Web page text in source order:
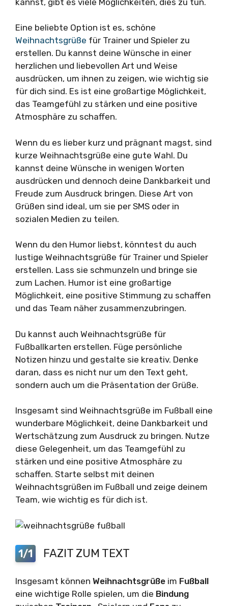
Eine beliebte Option ist es, schöne
Weihnachtsgrüße für Trainer und Spieler zu
erstellen. Du kannst deine Wünsche in einer
herzlichen und liebevollen Art und Weise
ausdrücken, um ihnen zu zeigen, wie wichtig sie
für dich sind. Es ist eine großartige Möglichkeit,
das Teamgefühl zu stärken und eine positive
Atmosphäre zu schaffen.
Wenn du es lieber kurz und prägnant magst, sind
kurze Weihnachtsgrüße eine gute Wahl. Du
kannst deine Wünsche in wenigen Worten
ausdrücken und dennoch deine Dankbarkeit und
Freude zum Ausdruck bringen. Diese Art von
Grüßen sind ideal, um sie per SMS oder in
sozialen Medien zu teilen.
Wenn du den Humor liebst, könntest du auch
lustige Weihnachtsgrüße für Trainer und Spieler
erstellen. Lass sie schmunzeln und bringe sie
zum Lachen. Humor ist eine großartige
Möglichkeit, eine positive Stimmung zu schaffen
und das Team näher zusammenzubringen.
Du kannst auch Weihnachtsgrüße für
Fußballkarten erstellen. Füge persönliche
Notizen hinzu und gestalte sie kreativ. Denke
daran, dass es nicht nur um den Text geht,
sondern auch um die Präsentation der Grüße.
Insgesamt sind Weihnachtsgrüße im Fußball eine
wunderbare Möglichkeit, deine Dankbarkeit und
Wertschätzung zum Ausdruck zu bringen. Nutze
diese Gelegenheit, um das Teamgefühl zu
stärken und eine positive Atmosphäre zu
schaffen. Starte selbst mit deinen
Weihnachtsgrüßen im Fußball und zeige deinem
Team, wie wichtig es für dich ist.
1/1 FAZIT ZUM TEXT
Insgesamt können Weihnachtsgrüße im Fußball
eine wichtige Rolle spielen, um die Bindung